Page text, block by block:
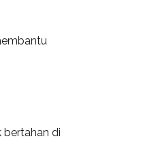
bertahan di